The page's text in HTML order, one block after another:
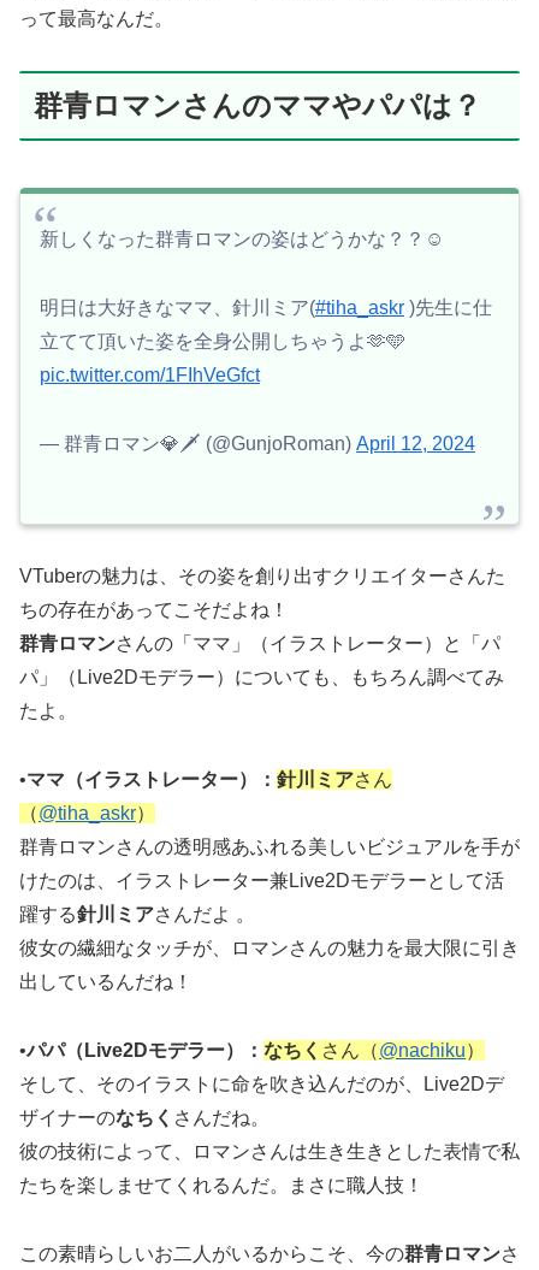
って最高なんだ。
群青ロマンさんのママやパパは？
新しくなった群青ロマンの姿はどうかな？？☺️
明日は大好きなママ、針川ミア(#tiha_askr )先生に仕
立てて頂いた姿を全身公開しちゃうよ🫶️🩵
pic.twitter.com/1FIhVeGfct
— 群青ロマン💎🗡️ (@GunjoRoman) April 12, 2024
VTuberの魅力は、その姿を創り出すクリエイターさんた
ちの存在があってこそだよね！
群青ロマンさんの「 ママ 」（イラストレーター）と「パ
パ」（Live2Dモデラー）についても、もちろん調べてみ
たよ。
•ママ（イラストレーター）： 針川ミアさん
（@tiha_askr）
群青ロマンさんの透明感あふれる美しいビジュアルを手が
けたのは、イラストレーター兼Live2Dモデラーとして活
躍する針川ミアさんだよ 。
彼女の繊細なタッチが、ロマンさんの魅力を最大限に引き
出しているんだね！
•パパ（Live2Dモデラー）： なちく さん（@nachiku）
そして、そのイラストに命を吹き込んだのが、Live2Dデ
ザイナーのなちく さんだね。
彼の技術によって、ロマンさんは生き生きとした表情で私
たちを楽しませてくれるんだ。まさに職人技！
この素晴らしいお二人がいるからこそ、今の群青ロマンさ